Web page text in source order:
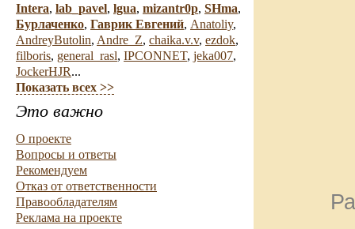
Intera, lab_pavel, lgua, mizantr0p, SHma,
Бурлаченко, Гаврик Евгений, Anatoliy,
AndreyButolin, Andre_Z, chaika.v.v, ezdok,
filboris, general_rasl, IPCONNET, jeka007,
JockerHJR...
Показать всех >>
Это важно
О проекте
Вопросы и ответы
Рекомендуем
Отказ от ответственности
Правообладателям
Реклама на проекте